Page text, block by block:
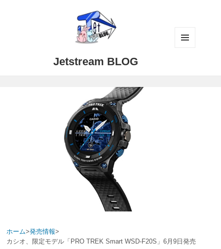
Jetstream BLOG
ホーム>発売情報>
カシオ、限定モデル「PRO TREK Smart WSD-F20S」6月9日発売